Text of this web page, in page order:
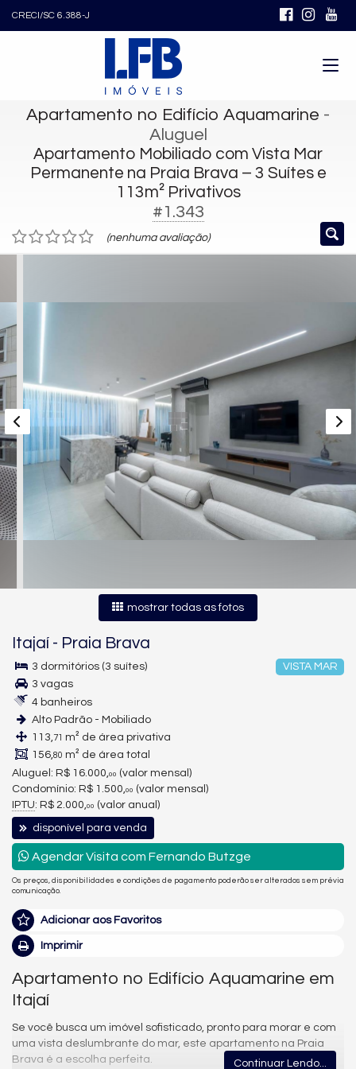
CRECI/SC 6.388-J
Apartamento no Edifício Aquamarine -
Aluguel
Apartamento Mobiliado com Vista Mar
Permanente na Praia Brava – 3 Suítes e
113m² Privativos
#1.343
(nenhuma avaliação)
mostrar todas as fotos
Itajaí - Praia Brava
VISTA MAR
3 dormitórios (3 suítes)
3 vagas
4 banheiros
Alto Padrão - Mobiliado
113,71 m² de área privativa
156,80 m² de área total
Aluguel: R$ 16.000,00 (valor mensal)
Condomínio: R$ 1.500,00 (valor mensal)
IPTU: R$ 2.000,00 (valor anual)
disponível para venda
Agendar Visita com Fernando Butzge
Os preços, disponibilidades e condições de pagamento poderão ser alterados sem prévia
comunicação.
Adicionar aos Favoritos
Imprimir
Apartamento no Edifício Aquamarine em
Itajaí
Se você busca um imóvel sofisticado, pronto para morar e com
uma vista deslumbrante do mar, este apartamento na Praia
Brava é a escolha perfeita.
Continuar Lendo...